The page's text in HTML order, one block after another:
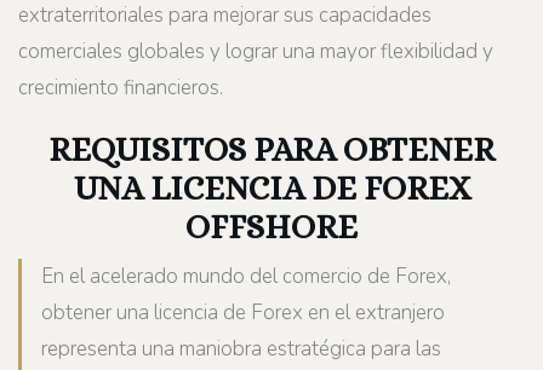
extraterritoriales para mejorar sus capacidades
comerciales globales y lograr una mayor flexibilidad y
crecimiento financieros.
REQUISITOS PARA OBTENER
UNA LICENCIA DE FOREX
OFFSHORE
En el acelerado mundo del comercio de Forex,
obtener una licencia de Forex en el extranjero
representa una maniobra estratégica para las